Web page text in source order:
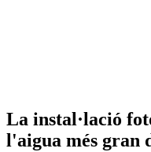
La instal·lació
l'aigua més gran